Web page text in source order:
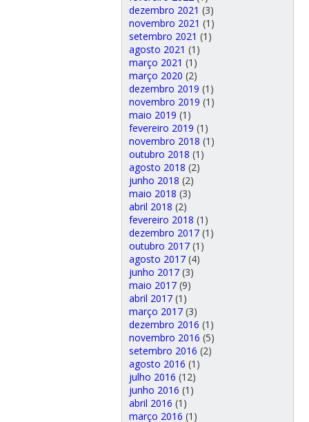
dezembro 2021 (3)
novembro 2021 (1)
setembro 2021 (1)
agosto 2021 (1)
março 2021 (1)
março 2020 (2)
dezembro 2019 (1)
novembro 2019 (1)
maio 2019 (1)
fevereiro 2019 (1)
novembro 2018 (1)
outubro 2018 (1)
agosto 2018 (2)
junho 2018 (2)
maio 2018 (3)
abril 2018 (2)
fevereiro 2018 (1)
dezembro 2017(1)
outubro 2017(1)
agosto 2017(4)
junho 2017(3)
maio 2017(9)
abril 2017(1)
março 2017(3)
dezembro 2016 (1)
novembro 2016 (5)
setembro 2016 (2)
agosto 2016 (1)
julho 2016 (12)
junho 2016 (1)
abril 2016 (1)
março 2016 (1)